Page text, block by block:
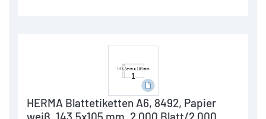
HERMA Blattetiketten A6, 8492, Papier